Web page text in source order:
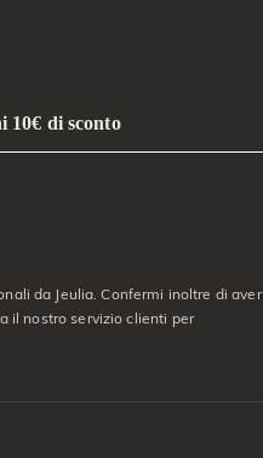
10€ di sconto
da Jeulia. Confermi inoltre di aver
il nostro servizio clienti per